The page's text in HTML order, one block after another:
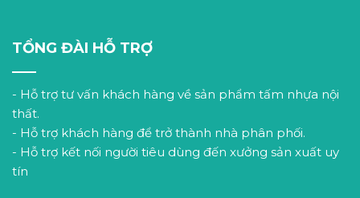
TỔNG ĐÀI HỖ TRỢ
- Hỗ trợ tư vấn khách hàng về sản phẩm tấm nhựa nội
thất.
- Hỗ trợ khách hàng để trở thành nhà phân phối.
- Hỗ trợ kết nối người tiêu dùng đến xưởng sản xuất uy
tín